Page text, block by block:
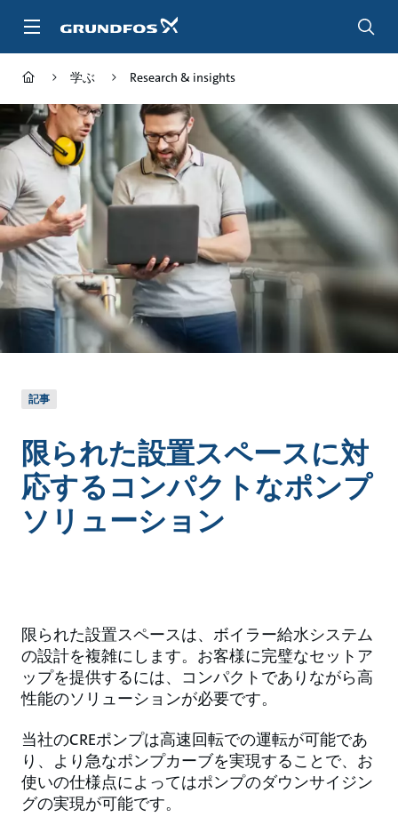
テ
ツ
ス
キ
ッ
プ
学ぶ Research & insights
記事
限られた設置スペースに対
応するコンパクトなポンプ
ソリューション
限られた設置スペースは、ボイラー給水システム
の設計を複雑にします。お客様に完璧なセットア
ップを提供するには、コンパクトでありながら高
性能のソリューションが必要です。
当社のCREポンプは高速回転での運転が可能であ
り、より急なポンプカーブを実現することで、お
使いの仕様点によってはポンプのダウンサイジン
グの実現が可能です。